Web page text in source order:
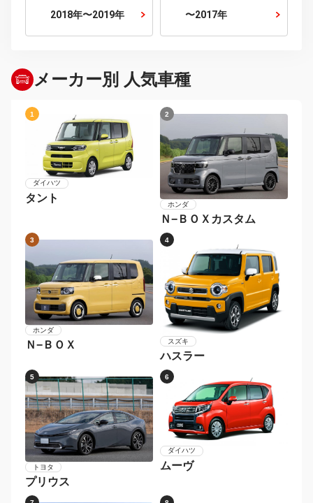
1500cc〜2000cc 2000cc〜2500cc
2500cc〜3000cc 3000cc以上
年式から探す
2026年〜 2024年〜2025年
2022年〜2023年 2020年〜2021年
2018年〜2019年 〜2017年
メーカー別 人気車種
1